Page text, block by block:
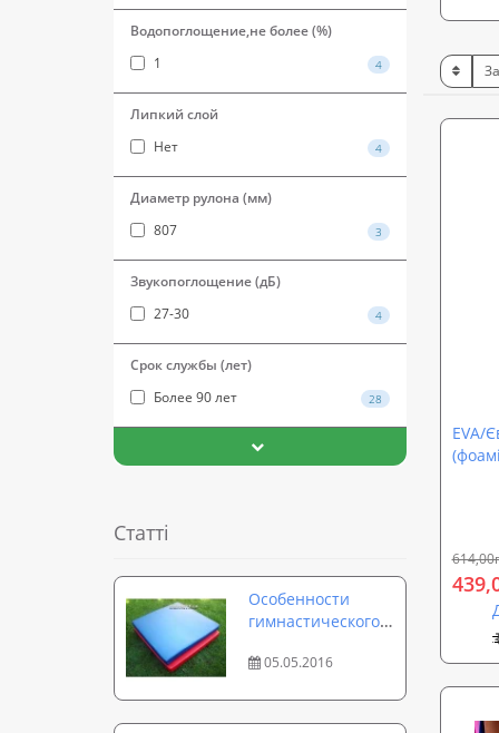
Водопоглощение,не более (%)
1
4
Липкий слой
Нет
4
Диаметр рулона (мм)
807
3
Звукопоглощение (дБ)
27-30
4
Срок службы (лет)
Более 90 лет
28
Статті
Особенности
гимнастического
05.05.2016
EVA/
10мм